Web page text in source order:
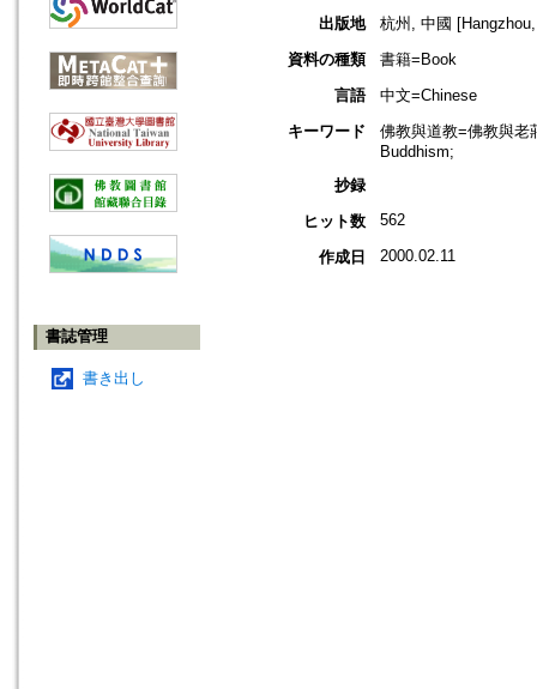
書誌管理
書き出し
出版地
杭州, 中國
資料の種類
書籍=Book
言語
中文=Chinese
キーワード
佛教與道教=佛教與老
Buddhism;
抄録
ヒット数
562
作成日 2000.02.11